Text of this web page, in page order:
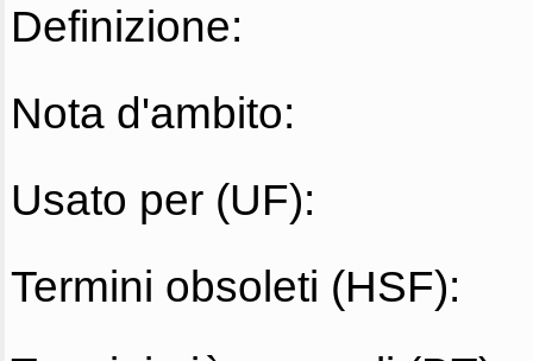
Definizione:
Nota d'ambito:
Usato per (UF):
Termini obsoleti (HSF):